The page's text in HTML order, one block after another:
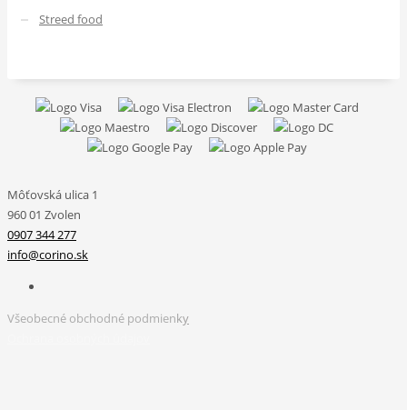
Streed food
Môťovská ulica 1
960 01 Zvolen
0907 344 277
info@corino.sk
Všeobecné obchodné podmienky